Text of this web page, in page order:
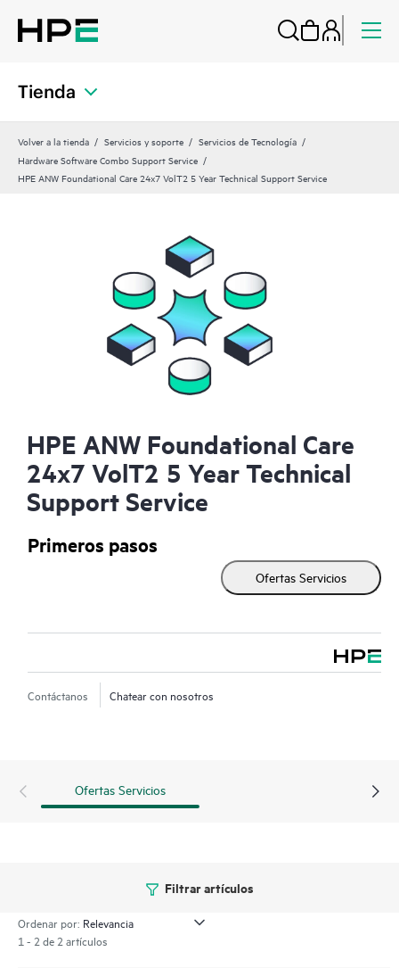
Tienda
Volver a la tienda Servicios y soporte
Servicios de Tecnología
Hardware Software Combo Support Service
HPE ANW Foundational Care 24x7 VolT2 5 Year Technical Support Service
HPE ANW Foundational Care
24x7 VolT2 5 Year Technical
Support Service
Primeros pasos
Ofertas Servicios
Contáctanos Chatear con nosotros
Ofertas Servicios
Filtrar artículos
Ordenar por:
1 - 2 de 2 artículos